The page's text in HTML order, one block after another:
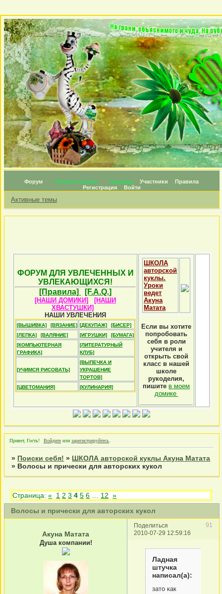
Форум Личные топики Награды Участники
Правила
Регистрация
Войти
Активные темы
ФОРУМ ДЛЯ УВЛЕЧЕННЫХ И
УВЛЕКАЮЩИХСЯ!
[Правила]
[F.A.Q.]
[НАШИ ДОМИКИ]
[НАШИ
ХВАСТУШКИ]
НАШИ УВЛЕЧЕНИЯ
[ВЫШИВКА] [ВЯЗАНИЕ] [ДЕКУПАЖ]
[БИСЕР]
[ЛЕПКА]
[ВАЛЯНИЕ] [ИГРУШКИ]
[БУМАГА]
[КОМПЬЮТЕРНАЯ
ГРАФИКА]
[ЛИТЕРАТУРНЫЙ
КЛУБ]
[УЧИМСЯ РИСОВАТЬ]
[ВЫПЕЧКА И
УКРАШЕНИЕ
ТОРТОВ]
[ЦВЕТОМАНИЯ]
[КУЛИНАРИЯ]
ШКОЛА
авторской
куклы.
Уроки
ведет
Акуна
Матата
Если вы хотите
попробовать
себя в роли
учителя и
открыть свой
класс в нашей
школе
рукоделия,
пишите в моем
домике
Привет, Гость! Войдите или зарегистрируйтесь
» Поиски себя! » ШКОЛА авторской куклы Акуна Матата
» Волосы и прически для авторских кукол
Волосы и прически для авторских кукол
Страница:« 1 2 3 4 5 6 12 »
Поделиться
91
2010-07-29 12:59:16
Акуна Матата
Душа компании!
Ладная
штучка
написал(а):
зато как